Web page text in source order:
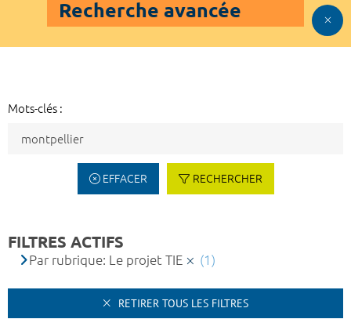
Recherche avancée
Mots-clés :
EFFACER RECHERCHER
FILTRES ACTIFS
Par rubrique: Le projet TIE (1)
RETIRER TOUS LES FILTRES